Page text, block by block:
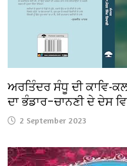
ਅਰਤਿੰਦਰ ਸੰਧੂ ਦੀ ਕਾਵਿ-
ਦਾ ਭੰਡਾਰ–ਚਾਨਣੀ ਦੇ ਦੇਸ
2 September 2023